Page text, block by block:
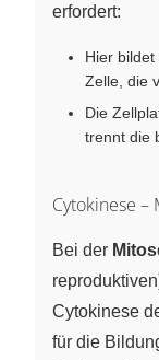
erfordert:
Hier
Zelle, die
Die
trennt die
Cytokinese –
Bei der
Cytokinese
für die